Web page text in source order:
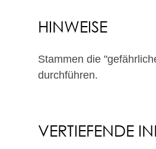
HINWEISE
Stammen die
durchführen.
VERTIEFENDE